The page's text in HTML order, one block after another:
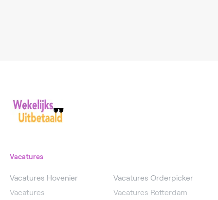
Vacatures
Vacatures Hovenier
Vacatures
Vacatures Orderpicker
Vacatures Rotterdam